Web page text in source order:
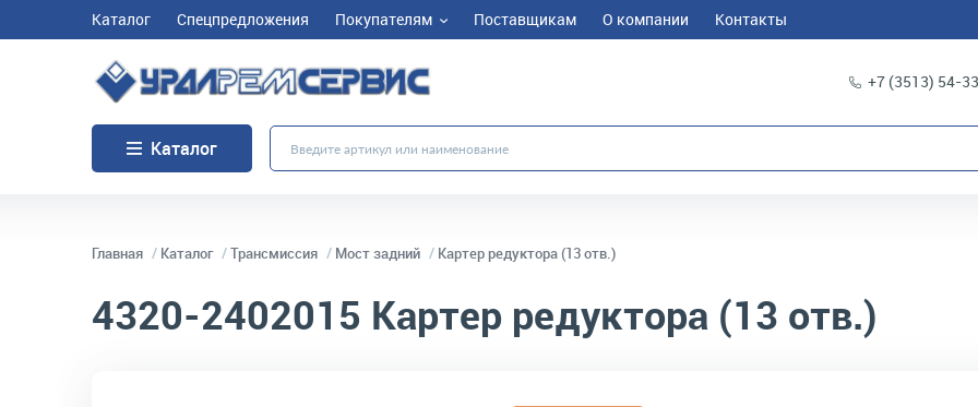
Каталог Спецпредложения Покупателям Поставщикам О компании Контакты
+7 (3513) 54-
Каталог
Главная Каталог Трансмиссия Мост задний Картер редуктора (13 отв.)
4320-2402015 Картер редуктора (13 отв.)